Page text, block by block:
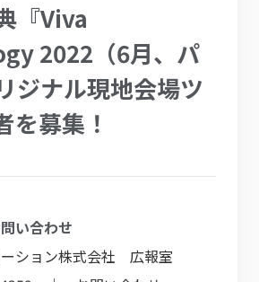
『Viva
2022（6月、パ
ジナル現地会場ツ
を募集！
い合わせ
ション株式会社 広報室